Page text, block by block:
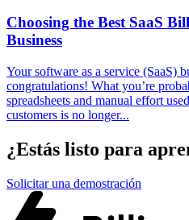
Choosing the Best SaaS
Business
Your software as a service (SaaS)
congratulations! What you’re
spreadsheets and manual effort
customers is no longer...
¿Estás listo para
Solicitar una demostración